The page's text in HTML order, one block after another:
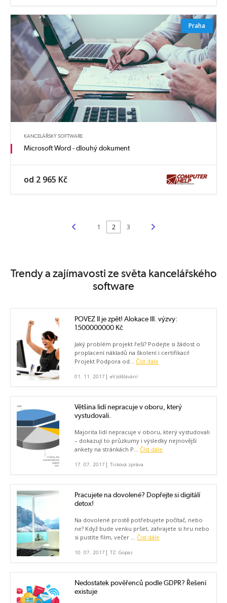
Praha
KANCELÁŘSKÝ SOFTWARE
Microsoft Word - dlouhý dokument
od 2 965 Kč
1 2 3
Trendy a zajímavosti ze světa kancelářského
software
POVEZ II je zpět! Alokace III. výzvy:
1500000000 Kč
Jaký problém projekt řeší? Podejte si žádost o
proplacení nákladů na školení i certifikaci!
Projekt Podpora od... Číst dále
01. 11. 2017 | eVzdělávání
Většina lidí nepracuje v oboru, který
vystudovali.
Majorita lidí nepracuje v oboru, který vystudovali
– dokazují to průzkumy i výsledky nejnovější
ankety na stránkách P... Číst dále
17. 07. 2017 | Tisková zpráva
Pracujete na dovolené? Dopřejte si digitálí
detox!
Na dovolené prostě potřebujete počítač, nebo
ne? Když bude venku pršet, zahrajete si hru nebo
si pustíte film, večer ... Číst dále
10. 07. 2017 | TZ: Gopas
Nedostatek pověřenců podle GDPR? Řešení
existuje